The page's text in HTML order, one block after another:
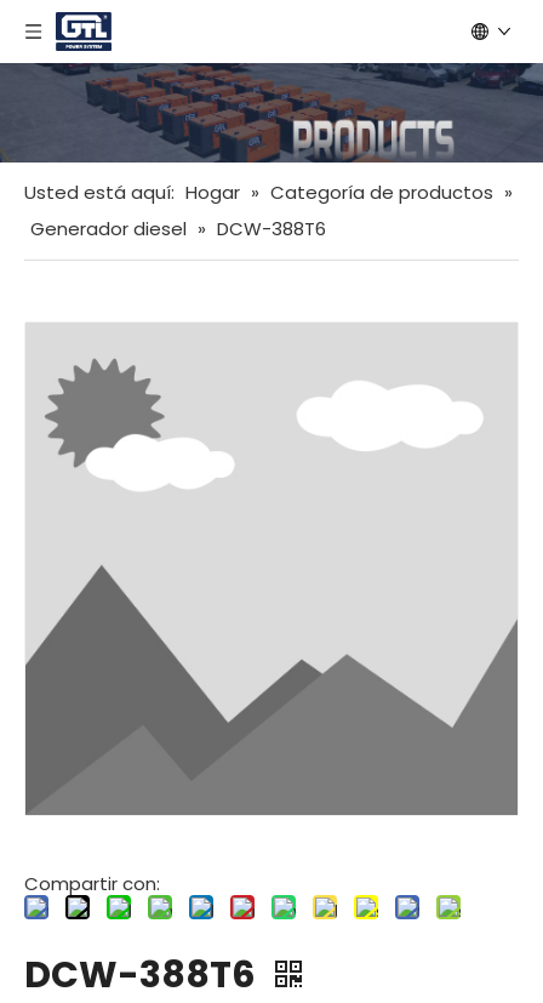
Usted está aquí: Hogar » Categoría de productos »
Generador diesel » DCW-388T6
Compartir con:
DCW-388T6